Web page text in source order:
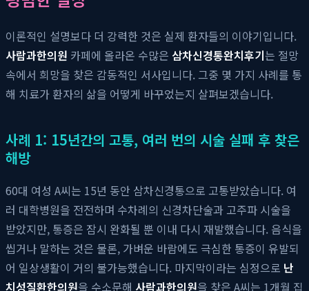
이론적인 설명보다 더 강력한 것은 실제 환자들의 이야기입니다.
사람과한의원 카페에 올라온 수많은 삼차신경통완치후기는 절망
속에서 희망을 찾은 감동적인 서사입니다. 그중 몇 가지 사례를 통
해 치료가 환자의 삶을 어떻게 바꾸었는지 살펴보겠습니다.
사례 1: 15년간의 고통, 여러 번의 시술 실패 후 찾은
해방
60대 여성 A씨는 15년 동안 삼차신경통으로 고통받았습니다. 여
러 대학병원을 전전하며 수차례의 신경차단술과 고주파 시술을
받았지만, 통증은 잠시 완화될 뿐 이내 다시 재발했습니다. 음식을
씹거나 말하는 것은 물론, 가벼운 바람에도 극심한 통증이 유발되
어 일상생활이 거의 불가능했습니다. 마지막이라는 심정으로 난
치성질환한의원을 수소문해 사람과한의원을 찾은 A씨는 1개월 집